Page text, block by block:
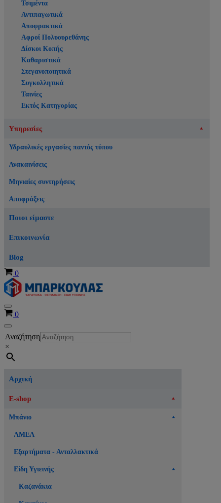
Τσιμέντα
Αντιπαγωτικά
Αποφρακτικά
Αφροί Πολυουρεθάνης
Δίσκοι Κοπής
Καθαριστικά
Στεγανοποιητικά
Συγκολλητικά
Ταινίες
Εκτός Κατηγορίας
Υπηρεσίες
Υδραυλικές εργασίες παντός τύπου
Ανακαινίσεις
Μηνιαίες συντηρήσεις
Αποφράξεις
Ποιοι είμαστε
Επικοινωνία
Blog
Καλάθι
0
Μενού
πλοήγησης
Καλάθι
0
Μενού
πλοήγησης
Αναζήτηση
×
Αρχική
E-shop
Μπάνιο
ΑΜΕΑ
Εξαρτήματα - Ανταλλακτικά
Είδη Υγιεινής
Καζανάκια